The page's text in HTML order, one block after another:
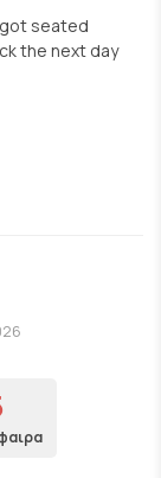
seated
the next day